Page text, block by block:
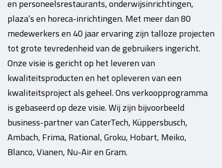
en personeelsrestaurants, onderwijsinrichtingen,
plaza’s en horeca-inrichtingen. Met meer dan 80
medewerkers en 40 jaar ervaring zijn talloze projecten
tot grote tevredenheid van de gebruikers ingericht.
Onze visie is gericht op het leveren van
kwaliteitsproducten en het opleveren van een
kwaliteitsproject als geheel. Ons verkoopprogramma
is gebaseerd op deze visie. Wij zijn bijvoorbeeld
business-partner van CaterTech, Küppersbusch,
Ambach, Frima, Rational, Groku, Hobart, Meiko,
Blanco, Vianen, Nu-Air en Gram.